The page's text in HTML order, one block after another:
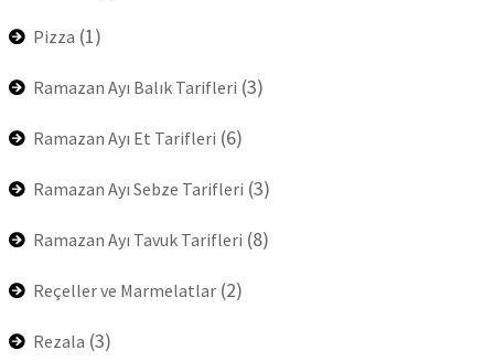
Pizza (1)
Ramazan Ayı Balık Tarifleri (3)
Ramazan Ayı Et Tarifleri (6)
Ramazan Ayı Sebze Tarifleri (3)
Ramazan Ayı Tavuk Tarifleri (8)
Reçeller ve Marmelatlar (2)
Rezala (3)